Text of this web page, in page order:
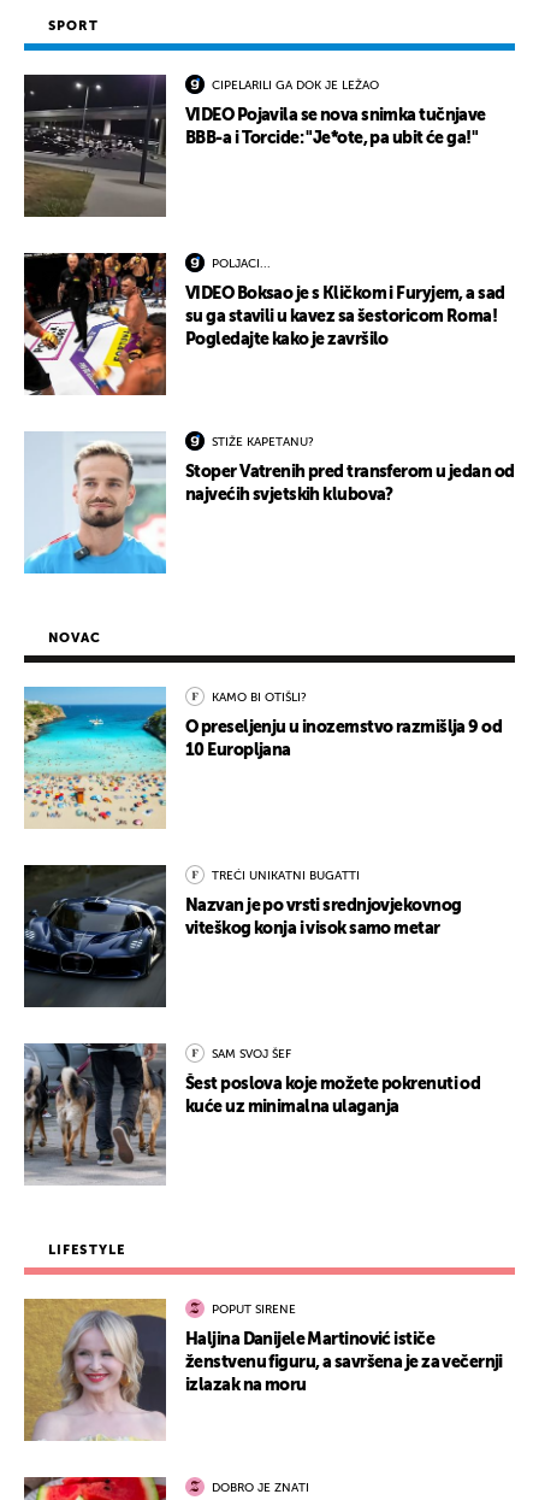
SPORT
CIPELARILI GA DOK JE LEŽAO
VIDEO Pojavila se nova snimka tučnjave
BBB-a i Torcide: "Je*ote, pa ubit će ga!"
POLJACI...
VIDEO Boksao je s Kličkom i Furyjem, a sad
su ga stavili u kavez sa šestoricom Roma!
Pogledajte kako je završilo
STIŽE KAPETANU?
Stoper Vatrenih pred transferom u jedan od
najvećih svjetskih klubova?
NOVAC
KAMO BI OTIŠLI?
O preseljenju u inozemstvo razmišlja 9 od
10 Europljana
TREĆI UNIKATNI BUGATTI
Nazvan je po vrsti srednjovjekovnog
viteškog konja i visok samo metar
SAM SVOJ ŠEF
Šest poslova koje možete pokrenuti od
kuće uz minimalna ulaganja
LIFESTYLE
POPUT SIRENE
Haljina Danijele Martinović ističe
ženstvenu figuru, a savršena je za večernji
izlazak na moru
DOBRO JE ZNATI